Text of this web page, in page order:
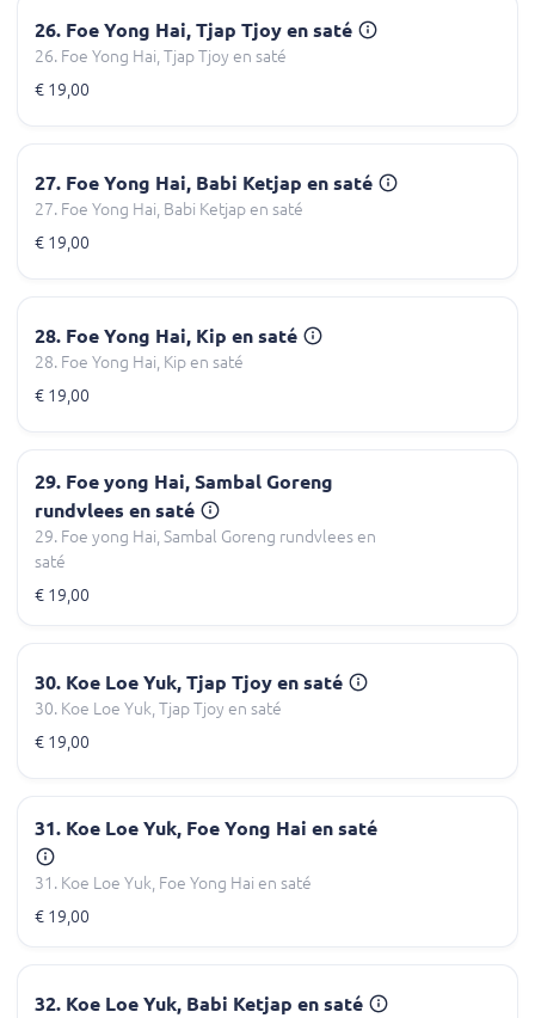
26. Foe Yong Hai, Tjap Tjoy en saté
26. Foe Yong Hai, Tjap Tjoy en saté
€ 19,00
27. Foe Yong Hai, Babi Ketjap en saté
27. Foe Yong Hai, Babi Ketjap en saté
€ 19,00
28. Foe Yong Hai, Kip en saté
28. Foe Yong Hai, Kip en saté
€ 19,00
29. Foe yong Hai, Sambal Goreng
rundvlees en saté
29. Foe yong Hai, Sambal Goreng rundvlees en
saté
€ 19,00
30. Koe Loe Yuk, Tjap Tjoy en saté
30. Koe Loe Yuk, Tjap Tjoy en saté
€ 19,00
31. Koe Loe Yuk, Foe Yong Hai en saté
31. Koe Loe Yuk, Foe Yong Hai en saté
€ 19,00
32. Koe Loe Yuk, Babi Ketjap en saté